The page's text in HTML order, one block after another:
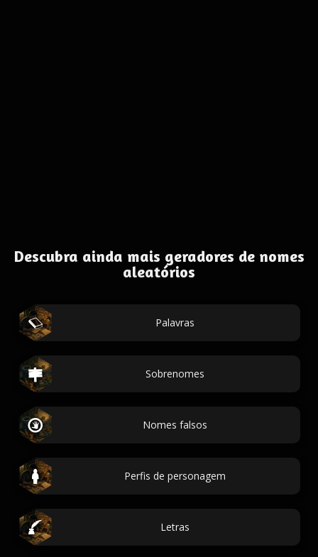
Descubra ainda mais geradores de nomes
aleatórios
Palavras
Sobrenomes
Nomes falsos
Perfis de personagem
Letras